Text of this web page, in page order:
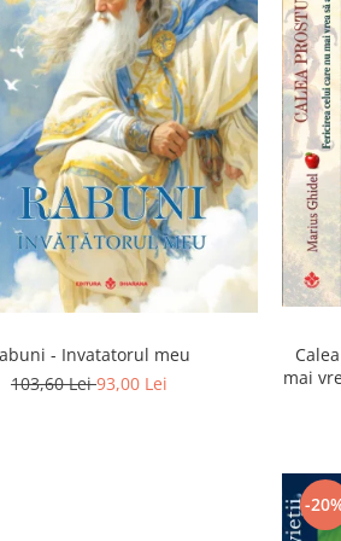
- Invatatorul meu
103,60 Lei93,00 Lei
mai
-